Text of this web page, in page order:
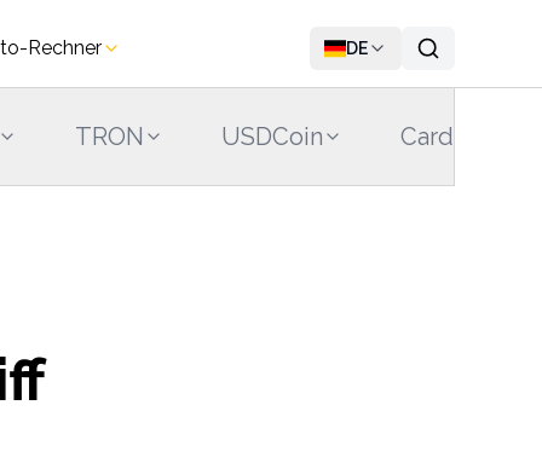
Rechner DE
TRON USDCoin Cardano